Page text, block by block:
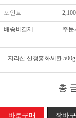
포인트
배송비결제 주문
지리산 산청홍화씨환 500g
총